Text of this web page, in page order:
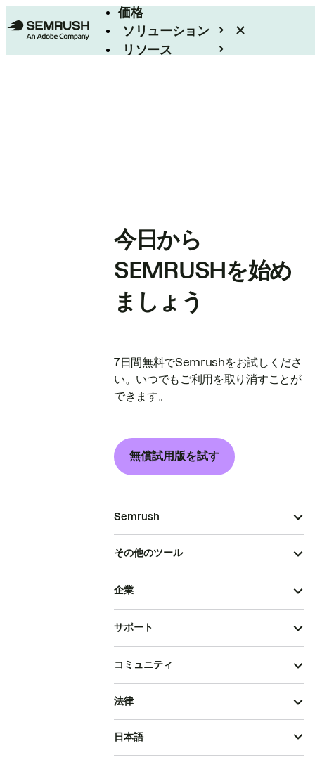
価格
ソリューション
リソース
今日から
SEMRUSHを始め
ましょう
7日間無料でSemrushをお試しくださ
い。いつでもご利用を取り消すことが
できます。
無償試用版を試す
Semrush
その他のツール
企業
サポート
コミュニティ
法律
日本語